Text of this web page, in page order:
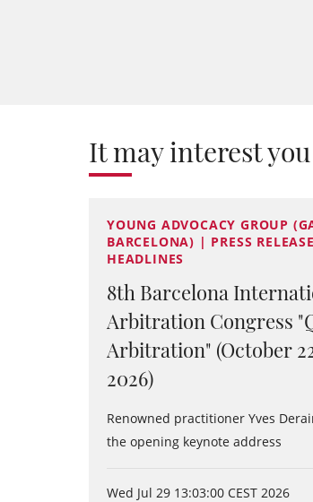
It may interest you
YOUNG ADVOCACY GROUP
BARCELONA) | PRESS
HEADLINES
8th Barcelona
Arbitration Congress
Arbitration" (October
2026)
Renowned practitioner Yves
the opening keynote address
Wed Jul 29 13:03:00 CEST 2026